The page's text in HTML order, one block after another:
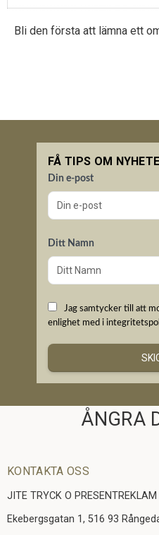
Bli den första att lämna ett
FÅ TIPS OM
Din e-post
Ditt Namn
Jag samtycker till att
enlighet med i
ÅNGRA
KONTAKTA OSS
JITE TRYCK O PRESENTREKLAM
Ekebergsgatan 1, 516 93